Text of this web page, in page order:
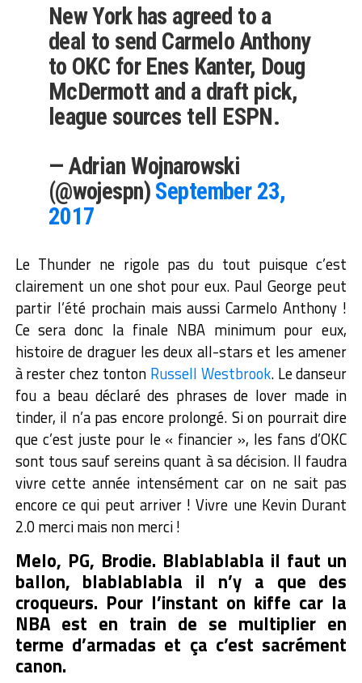
New York has agreed to a
deal to send Carmelo Anthony
to OKC for Enes Kanter, Doug
McDermott and a draft pick,
league sources tell ESPN.
— Adrian Wojnarowski
(@wojespn) September 23,
2017
Le Thunder ne rigole pas du tout puisque c’est
clairement un one shot pour eux. Paul George peut
partir l’été prochain mais aussi Carmelo Anthony !
Ce sera donc la finale NBA minimum pour eux,
histoire de draguer les deux all-stars et les amener
à rester chez tonton Russell Westbrook. Le danseur
fou a beau déclaré des phrases de lover made in
tinder, il n’a pas encore prolongé. Si on pourrait dire
que c’est juste pour le « financier », les fans d’OKC
sont tous sauf sereins quant à sa décision. Il faudra
vivre cette année intensément car on ne sait pas
encore ce qui peut arriver ! Vivre une Kevin Durant
2.0 merci mais non merci !
Melo, PG, Brodie. Blablablabla il faut un
ballon, blablablabla il n’y a que des
croqueurs. Pour l’instant on kiffe car la
NBA est en train de se multiplier en
terme d’armadas et ça c’est sacrément
canon.